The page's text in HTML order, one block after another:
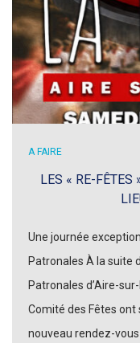
A FAIRE
LES « RE-FÊTES
Une journée
Patronales À la suite
Patronales d’Aire-
Comité des Fêtes
nouveau rendez-vous